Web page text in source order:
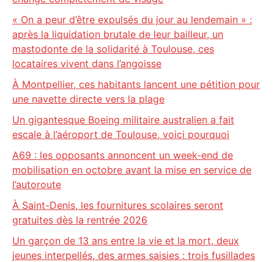
« On a peur d’être expulsés du jour au lendemain » :
après la liquidation brutale de leur bailleur, un
mastodonte de la solidarité à Toulouse, ces
locataires vivent dans l’angoisse
À Montpellier, ces habitants lancent une pétition pour
une navette directe vers la plage
Un gigantesque Boeing militaire australien a fait
escale à l’aéroport de Toulouse, voici pourquoi
A69 : les opposants annoncent un week-end de
mobilisation en octobre avant la mise en service de
l’autoroute
À Saint-Denis, les fournitures scolaires seront
gratuites dès la rentrée 2026
Un garçon de 13 ans entre la vie et la mort, deux
jeunes interpellés, des armes saisies : trois fusillades